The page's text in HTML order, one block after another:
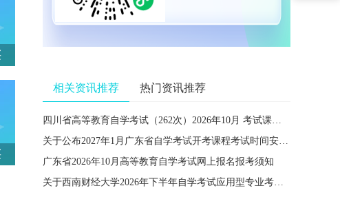
相关资讯推荐 热门资讯推荐
四川省高等教育自学考试（262次）2026年10月 考试课程简表
关于公布2027年1月广东省自学考试开考课程考试时间安排和使用教材的通知
广东省2026年10月高等教育自学考试网上报名报考须知
关于西南财经大学2026年下半年自学考试应用型专业考籍更改办理的通知